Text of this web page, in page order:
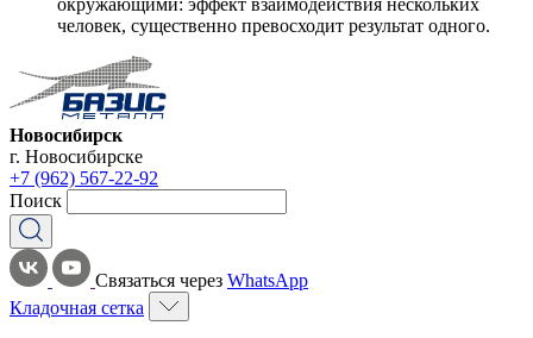
человек, существенно превосходит результат одного.
Новосибирск
г. Новосибирске
+7 (962) 567-22-92
Поиск
Связаться через WhatsApp
Кладочная сетка